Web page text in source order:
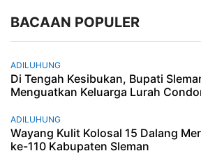
BACAAN POPULER
ADILUHUNG
Di Tengah Kesibukan, Bupati
Menguatkan Keluarga Lurah
ADILUHUNG
Wayang Kulit Kolosal 15 Dalang
ke-110 Kabupaten Sleman